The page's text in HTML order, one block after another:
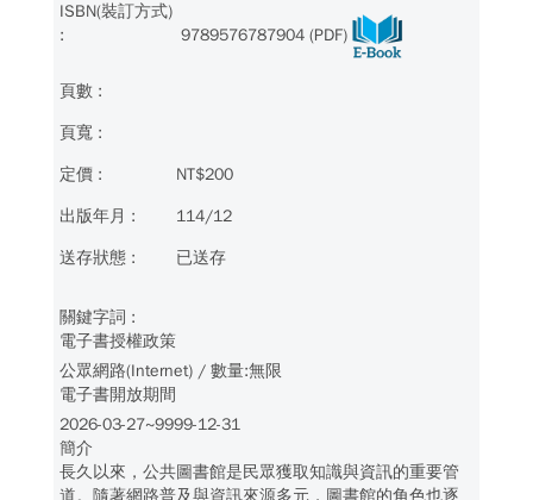
9789576787904 (PDF)
NT$200
114/12
已送存
電子書授權政策
公眾網路(Internet) / 數量:無限
電子書開放期間
2026-03-27~9999-12-31
簡介
長久以來，公共圖書館是民眾獲取知識與資訊的重要管
道。隨著網路普及與資訊來源多元，圖書館的角色也逐